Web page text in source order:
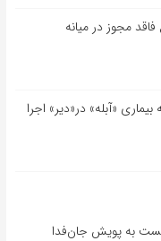
«آبله» در«دیر» اجرا
به پویش جان‌فدا